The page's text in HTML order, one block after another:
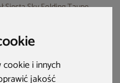
i innych
jakość
Siesta Sky Folding Taupe